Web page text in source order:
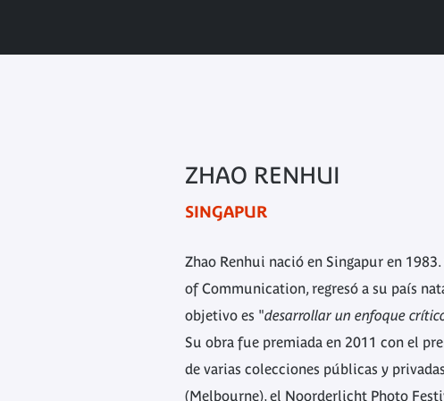
ZHAO RENHUI
SINGAPUR
Zhao Renhui nació en Singapur en
of Communication, regresó a su país
objetivo es "desarrollar un enfoque
Su obra fue premiada en 2011 con el
de varias colecciones públicas y
(Melbourne), el Noorderlicht Photo